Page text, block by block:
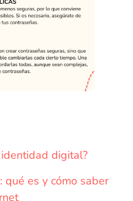
digital?
qué es y cómo saber